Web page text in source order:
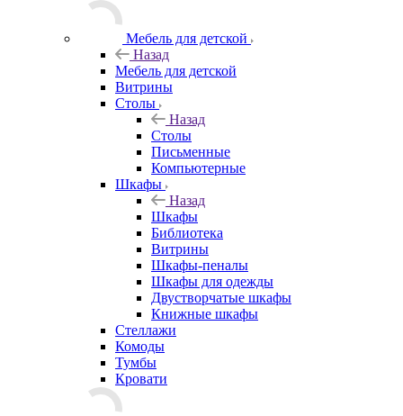
Мебель для детской
Назад
Мебель для детской
Витрины
Столы
Назад
Столы
Письменные
Компьютерные
Шкафы
Назад
Шкафы
Библиотека
Витрины
Шкафы-пеналы
Шкафы для одежды
Двустворчатые шкафы
Книжные шкафы
Стеллажи
Комоды
Тумбы
Кровати